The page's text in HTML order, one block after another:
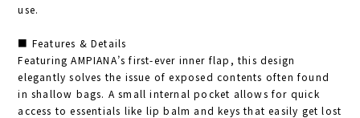
use.
■ Features & Details
Featuring AMPIANA’s first-ever inner flap, this design
elegantly solves the issue of exposed contents often found
in shallow bags. A small internal pocket allows for quick
access to essentials like lip balm and keys that easily get lost